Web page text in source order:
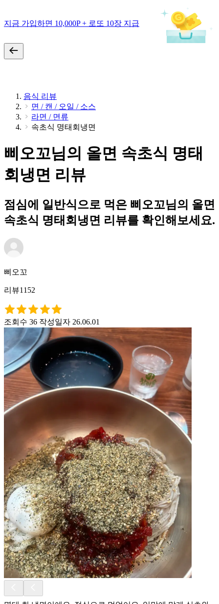
지금 가입하면 10,000P + 로또 10장 지급
음식 리뷰
면 / 캔 / 오일 / 소스
라면 / 면류
속초식 명태회냉면
삐오꼬님의 올면 속초식 명태
회냉면 리뷰
점심에 일반식으로 먹은 삐오꼬님의 올면
속초식 명태회냉면 리뷰를 확인해보세요.
삐오꼬
리뷰1152
조회수 36 작성일자 26.06.01